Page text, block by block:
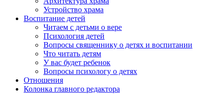
Устройство храма
Воспитание детей
Читаем с детьми о вере
Психология детей
Вопросы священнику о детях и воспитании
Что читать детям
У вас будет ребенок
Вопросы психологу о детях
Отношения
Колонка главного редактора